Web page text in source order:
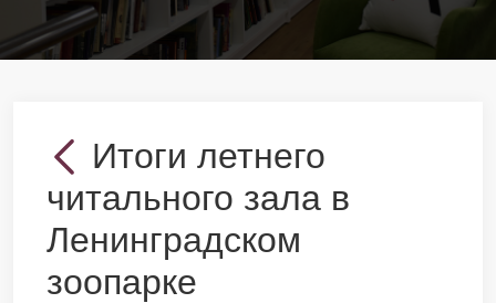
Итоги летнего
читального зала в
Ленинградском
зоопарке